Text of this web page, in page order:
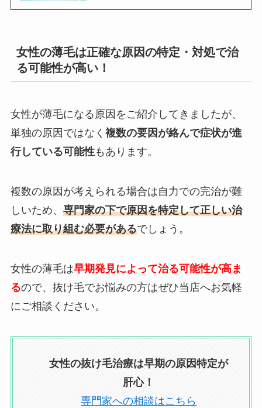
女性の薄毛は正確な原因の特定・対処で治
る可能性が高い！
女性が薄毛になる原因をご紹介してきましたが、
単独の原因ではなく 複数の要因が絡んで症状が進
行している可能性もあります。
複数の原因が考えられる場合は自力での完治が難
しいため、 専門家の下で原因を特定して正しい治
療法に取り組む必要があるでしょう。
女性の薄毛は早期発見によって治る可能性が高ま
るので、抜け毛でお悩みの方はぜひ当店へお気軽
にご相談ください。
女性の抜け毛治療は早期の原因特定が
肝心！
専門家への相談はこちら